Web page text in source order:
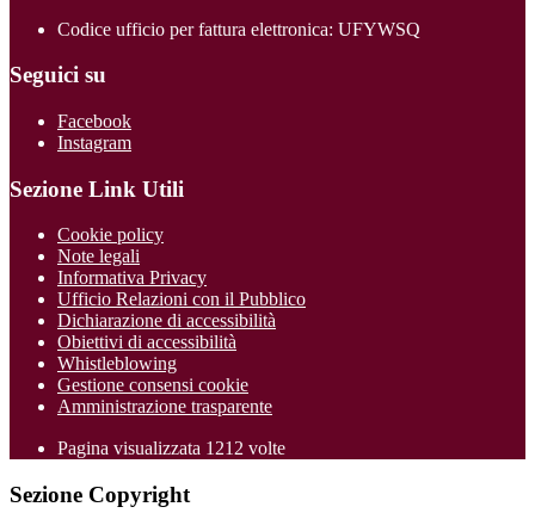
Codice ufficio per fattura elettronica: UFYWSQ
Seguici su
Facebook
Instagram
Sezione Link Utili
Cookie policy
Note legali
Informativa Privacy
Ufficio Relazioni con il Pubblico
Dichiarazione di accessibilità
Obiettivi di accessibilità
Whistleblowing
Gestione consensi cookie
Amministrazione trasparente
Pagina visualizzata 1212 volte
Sezione Copyright